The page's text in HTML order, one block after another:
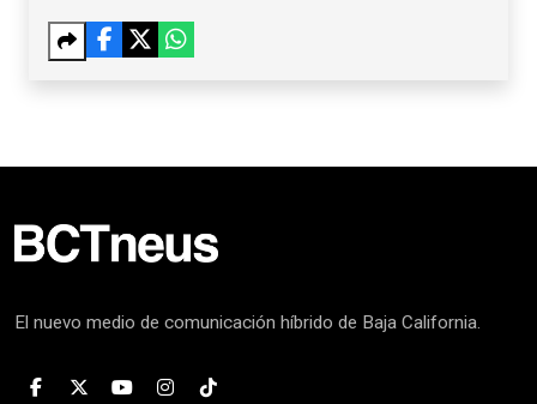
El nuevo medio de comunicación híbrido de Baja California.